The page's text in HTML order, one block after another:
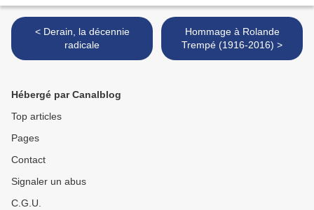
< Derain, la décennie
radicale
Hommage à Rolande
Trempé (1916-2016) >
Hébergé par Canalblog
Top articles
Pages
Contact
Signaler un abus
C.G.U.